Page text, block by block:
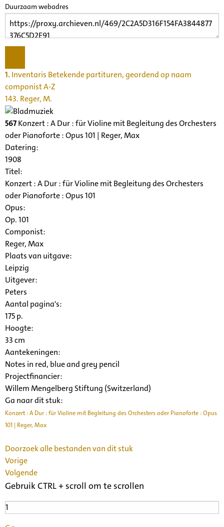
Duurzaam webadres
1.Inventaris Betekende partituren, geordend op naam
componist A-Z
143. Reger, M.
567Konzert : A Dur : für Violine mit Begleitung des Orchesters
oder Pianoforte : Opus 101 | Reger, Max
Datering:
1908
Titel:
Konzert : A Dur : für Violine mit Begleitung des Orchesters
oder Pianoforte : Opus 101
Opus:
Op. 101
Componist:
Reger, Max
Plaats van uitgave:
Leipzig
Uitgever:
Peters
Aantal pagina's:
175 p.
Hoogte:
33 cm
Aantekeningen:
Notes in red, blue and grey pencil
Projectfinancier:
Willem Mengelberg Stiftung (Switzerland)
Ga naar dit stuk:
Konzert : A Dur : für Violine mit Begleitung des Orchesters oder Pianoforte : Opus
101 | Reger, Max
Doorzoek alle bestanden van dit stuk
Vorige
Volgende
Gebruik CTRL + scroll om te scrollen